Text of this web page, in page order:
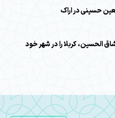
حسینی در اراک
الحسین، کربلا را در شهر خود